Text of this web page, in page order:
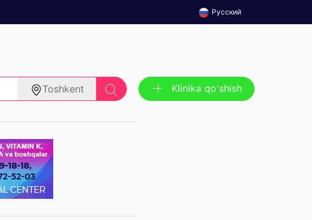
Русский
Toshkent Klinika qo'shish